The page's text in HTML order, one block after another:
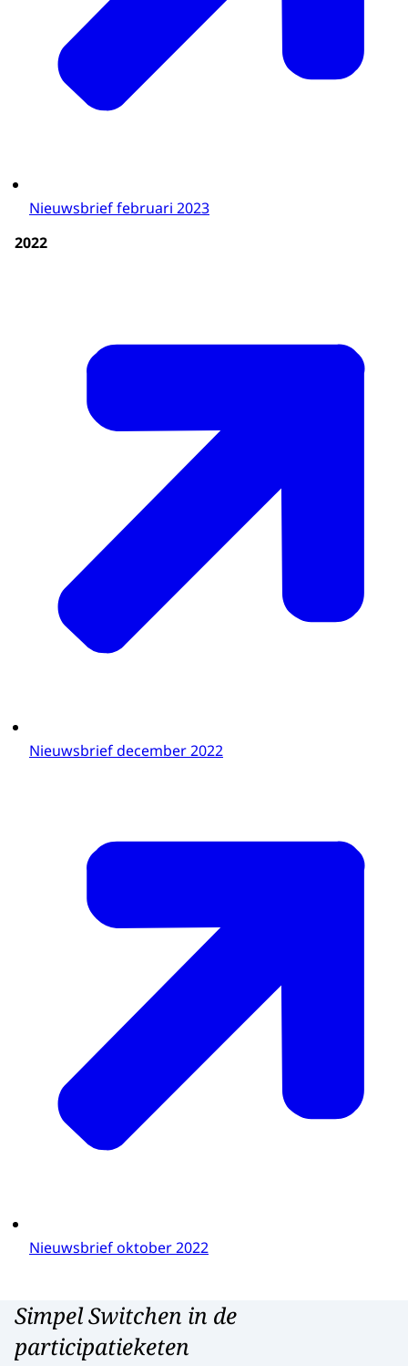
Nieuwsbrief februari 2023
2022
Nieuwsbrief december 2022
Nieuwsbrief oktober 2022
Simpel Switchen in de
participatieketen